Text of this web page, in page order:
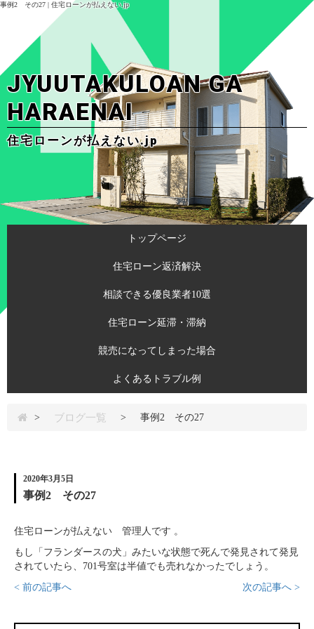
事例2 その27 | 住宅ローンが払えない.jp
JYUUTAKULOAN GA
HARAENAI
住宅ローンが払えない.jp
トップページ
住宅ローン返済解決
相談できる優良業者10選
住宅ローン延滞・滞納
競売になってしまった場合
よくあるトラブル例
> ブログ一覧 > 事例2 その27
2020年3月5日
事例2 その27
住宅ローンが払えない 管理人です 。
もし「フランダースの犬」みたいな状態で死んで発見されて発見
されていたら、701号室は半値でも売れなかったでしょう。
< 前の記事へ
次の記事へ >